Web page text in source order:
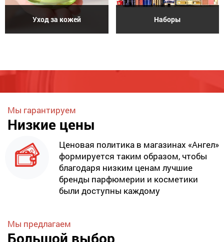
Уход за кожей Наборы
Мы гарантируем
Низкие цены
Ценовая политика в магазинах «Ангел»
формируется таким образом, чтобы
благодаря низким ценам лучшие
бренды парфюмерии и косметики
были доступны каждому
Мы предлагаем